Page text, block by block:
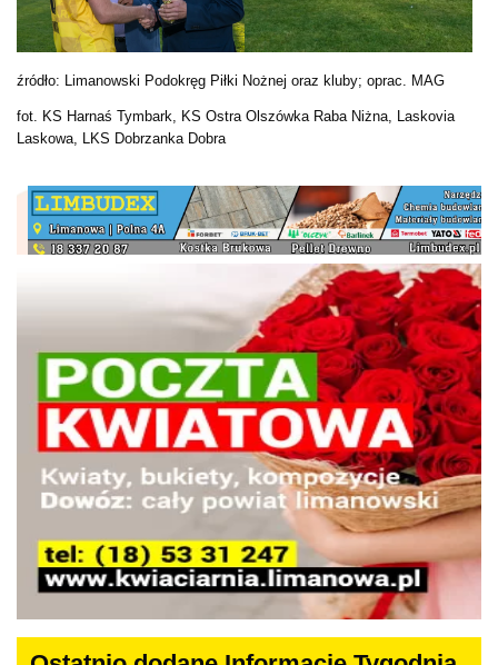
źródło: Limanowski Podokręg Piłki Nożnej oraz kluby; oprac. MAG
fot. KS Harnaś Tymbark, KS Ostra Olszówka Raba Niżna, Laskovia
Laskowa, LKS Dobrzanka Dobra